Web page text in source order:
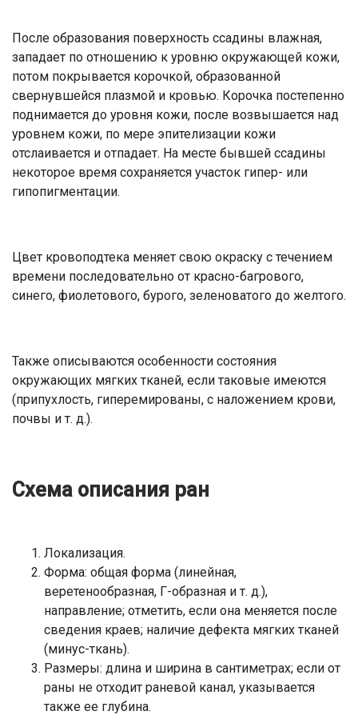
После образования поверхность ссадины влажная,
западает по отношению к уровню окружающей кожи,
потом покрывается корочкой, образованной
свернувшейся плазмой и кровью. Корочка постепенно
поднимается до уровня кожи, после возвышается над
уровнем кожи, по мере эпителизации кожи
отслаивается и отпадает. На месте бывшей ссадины
некоторое время сохраняется участок гипер- или
гипопигментации.
Цвет кровоподтека меняет свою окраску с течением
времени последовательно от красно-багрового,
синего, фиолетового, бурого, зеленоватого до желтого.
Также описываются особенности состояния
окружающих мягких тканей, если таковые имеются
(припухлость, гиперемированы, с наложением крови,
почвы и т. д.).
Схема описания ран
Локализация.
Форма: общая форма (линейная,
веретенообразная, Г-образная и т. д.),
направление; отметить, если она меняется после
сведения краев; наличие дефекта мягких тканей
(минус-ткань).
Размеры: длина и ширина в сантиметрах; если от
раны не отходит раневой канал, указывается
также ее глубина.